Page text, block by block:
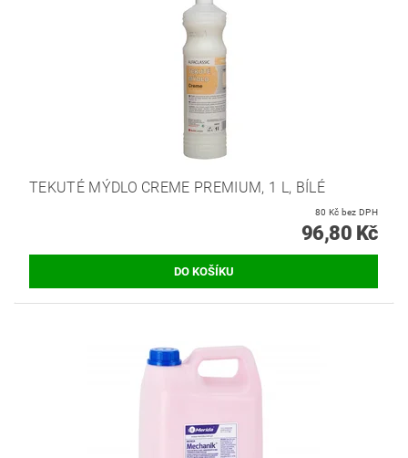
TEKUTÉ MÝDLO CREME PREMIUM, 1 L, BÍLÉ
80 Kč bez DPH
96,80 Kč